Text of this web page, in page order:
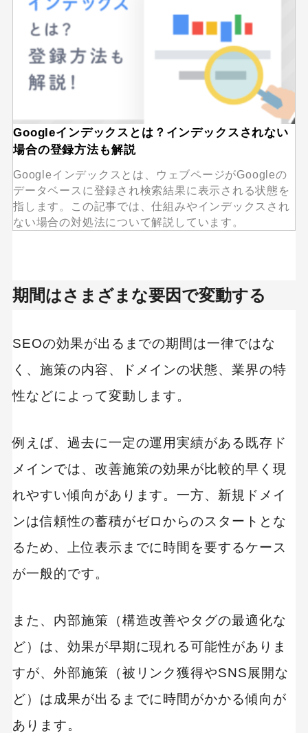
Googleインデックスとは？インデックスされない
場合の登録方法も解説
Googleインデックスとは、ウェブページがGoogleの
データベースに登録され検索結果に表示される状態を
指します。この記事では、仕組みやインデックスされ
ない場合の対処法について解説しています。
期間はさまざまな要因で変動する
SEOの効果が出るまでの期間は一律ではな
く、施策の内容、ドメインの状態、業界の特
性などによって変動します。
例えば、過去に一定の運用実績がある既存ド
メインでは、改善施策の効果が比較的早く現
れやすい傾向があります。一方、新規ドメイ
ンは信頼性の蓄積がゼロからのスタートとな
るため、上位表示までに時間を要するケース
が一般的です。
また、内部施策（構造改善やタグの最適化な
ど）は、効果が早期に現れる可能性がありま
すが、外部施策（被リンク獲得やSNS展開な
ど）は成果が出るまでに時間がかかる傾向が
あります。